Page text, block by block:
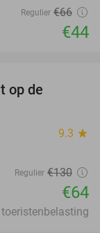
Regulier €66
€44
op de
9.3 star
Regulier €130
€64